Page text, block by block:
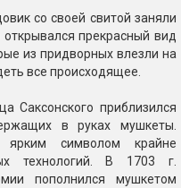
со своей свитой заняли
прекрасный вид
из придворных влезли на
все происходящее.
Саксонского приблизился
в руках мушкеты.
символом крайне
технологий. В 1703 г.
пополнился мушкетом